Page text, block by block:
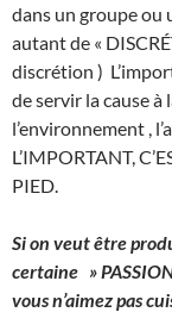
dans un groupe ou
autant de «
discrétion )
de servir la cause à
l’environnement ,
L’IMPORTANT,
PIED.
Si on veut être
certaine »
vous n’aimez pas